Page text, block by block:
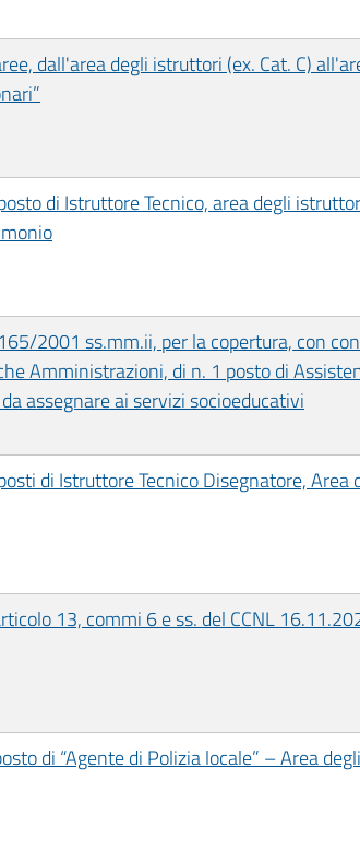
dall'area degli istruttori (ex. Cat. C)
di Istruttore Tecnico, area degli
2001 ss.mm.ii, per la copertura, con
Amministrazioni, di n. 1 posto di
assegnare ai servizi socioeducativi
di Istruttore Tecnico Disegnatore, Area
13, commi 6 e ss. del CCNL
di “Agente di Polizia locale” – Area degli